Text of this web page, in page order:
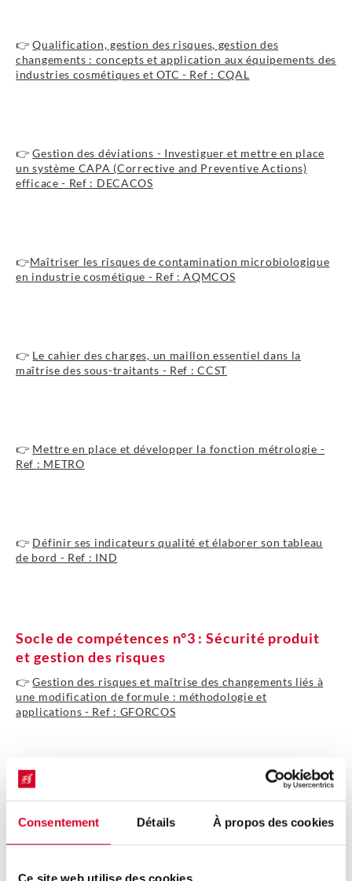
Consentement Détails À propos des cookies
Ce site web utilise des cookies.
👉Qualification, gestion des risques, gestion des
changements : concepts et application aux équipements des
industries cosmétiques et OTC - Ref : CQAL
👉Gestion des déviations - Investiguer et mettre en place
un système CAPA (Corrective and Preventive Actions)
efficace - Ref : DECACOS
👉Maîtriser les risques de contamination microbiologique
en industrie cosmétique - Ref : AQMCOS
👉 Le cahier des charges, un maillon essentiel dans la
maîtrise des sous-traitants - Ref : CCST
👉 Mettre en place et développer la fonction métrologie -
Ref : METRO
👉 Définir ses indicateurs qualité et élaborer son tableau
de bord - Ref : IND
Socle de compétences n°3 : Sécurité produit
et gestion des risques
👉Gestion des risques et maîtrise des changements liés à
une modification de formule : méthodologie et
applications - Ref : GFORCOS
👉Évaluation de la sécurité des produits cosmétiques :
mise en œuvre et impact pour votre entreprise - Ref :
EVSECO